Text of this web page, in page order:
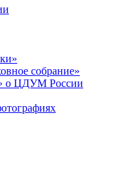
собрание»
о ЦДУМ России